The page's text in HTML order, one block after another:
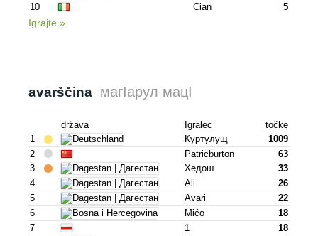
10
Cian 5
Igrajte »
avarščina магІарул мацІ
država Igralec
točke
1
Куртулущ
1009
2
Patricburton
63
3
Хедош
33
4
Ali
26
5
Avari
22
6
Mićo
18
7
1
18